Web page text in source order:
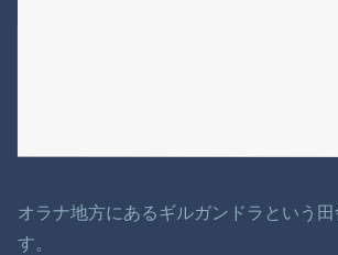
オラナ地方にあるギルガンドラという
す。